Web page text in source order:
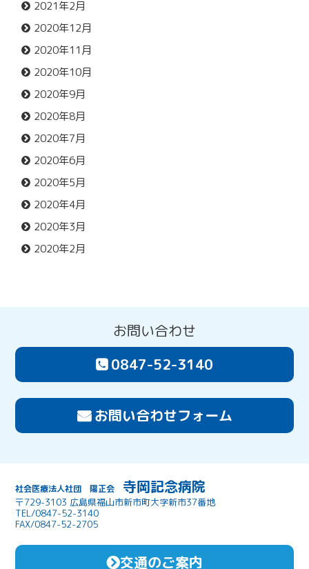
2021年2月
2020年12月
2020年11月
2020年10月
2020年9月
2020年8月
2020年7月
2020年6月
2020年5月
2020年4月
2020年3月
2020年2月
お問い合わせ
0847-52-3140
お問い合わせフォーム
社会医療法人社団 陽正会 寺岡記念病院
〒729-3103 広島県福山市新市町大字新市37番地
TEL/0847-52-3140
FAX/0847-52-2705
交通のご案内